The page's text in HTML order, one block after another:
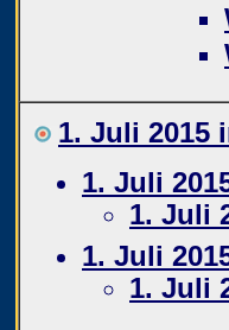
1. Juli 2015
1. Juli
1. Juli
1. Juli
1. Juli